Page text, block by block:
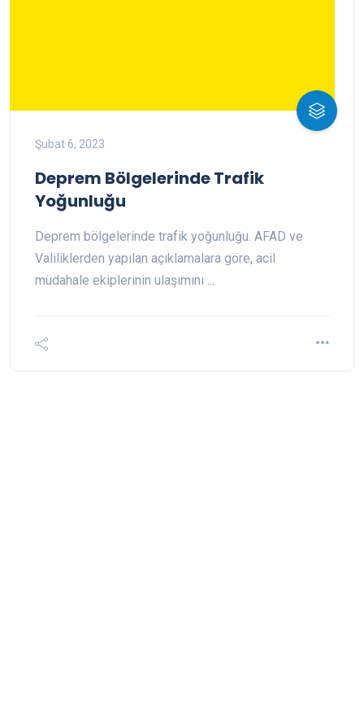
Şubat 6, 2023
Deprem Bölgelerinde Trafik
Yoğunluğu
Deprem bölgelerinde trafik yoğunluğu. AFAD ve
Valiliklerden yapılan açıklamalara göre, acil
müdahale ekiplerinin ulaşımını ...